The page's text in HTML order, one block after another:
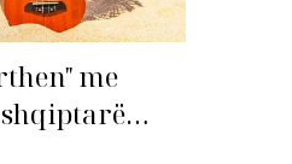
me